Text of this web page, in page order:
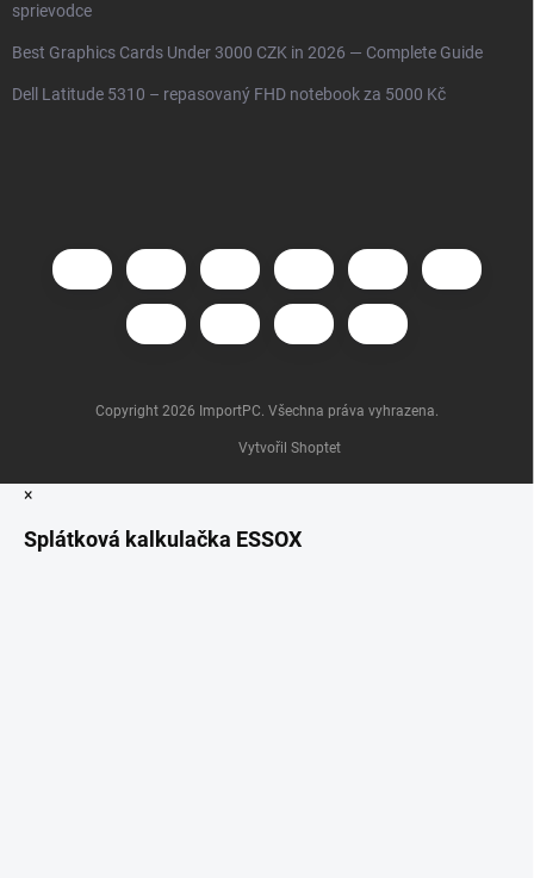
sprievodce
Best Graphics Cards Under 3000 CZK in 2026 — Complete Guide
Dell Latitude 5310 – repasovaný FHD notebook za 5000 Kč
Vytvořil Shoptet
Copyright 2026 ImportPC. Všechna práva vyhrazena.
×
Splátková kalkulačka ESSOX